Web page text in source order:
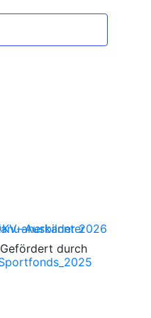
Gefördert durch